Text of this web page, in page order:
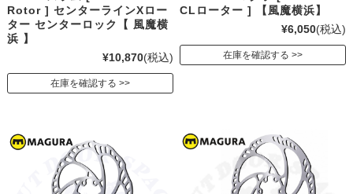
Rotor ] センターラインXロー
ター センターロック【 風魔横
浜 】
¥10,870(税込)
在庫を確認する
CLローター ] 【風魔横浜】
¥6,050(税込)
在庫を確認する